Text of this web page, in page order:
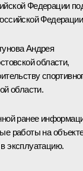
Федерации
Андрея
области,
области.
ранее
работы на
эксплуатацию.